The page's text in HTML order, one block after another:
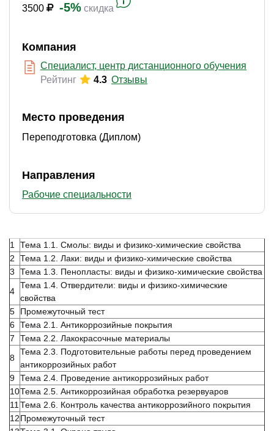
3500 -5% скидка
Компания
Специалист, центр дистанционного обучения
Рейтинг
4.3 Отзывы
Место проведения
Переподготовка (Диплом)
Направления
Рабочие специальности
1
Тема 1.1. Смолы: виды и физико-химические свойства
2
Тема 1.2. Лаки: виды и физико-химические свойства
3
Тема 1.3. Пенопласты: виды и физико-химические свойства
4
Тема 1.4. Отвердители: виды и физико-химические
свойства
5
Промежуточный тест
6 Тема 2.1. Антикоррозийные покрытия
7
Тема 2.2. Лакокрасочные материалы
8
Тема 2.3. Подготовительные работы перед проведением
антикоррозийных работ
9 Тема 2.4. Проведение антикоррозийных работ
10Тема 2.5. Антикоррозийная обработка резервуаров
11 Тема 2.6. Контроль качества антикоррозийного покрытия
12Промежуточный тест